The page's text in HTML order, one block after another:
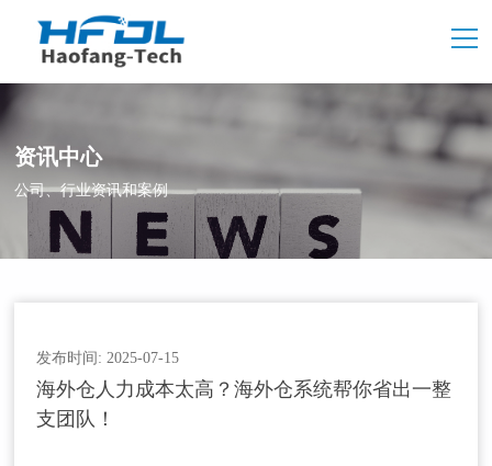
资讯中心
公司、行业资讯和案例
发布时间: 2025-07-15
海外仓人力成本太高？海外仓系统帮你省出一整
支团队！